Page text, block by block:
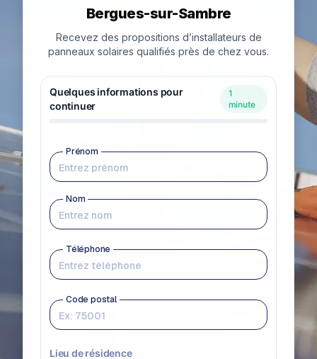
Bergues-sur-Sambre
Recevez des propositions d’installateurs de
panneaux solaires qualifiés près de chez vous.